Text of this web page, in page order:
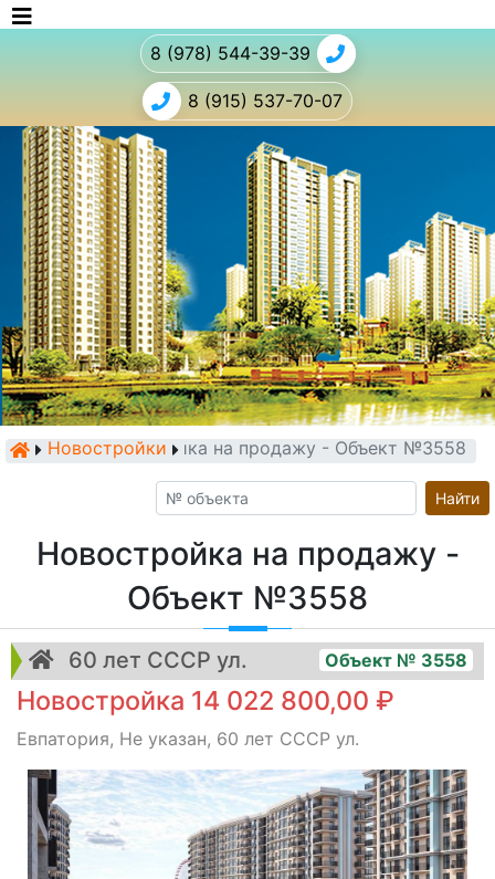
8 (978) 544-39-39
8 (915) 537-70-07
Новостройки
Новостройка на продажу - Объект №3558
Найти
Новостройка на продажу -
Объект №3558
60 лет СССР ул. Объект № 3558
Новостройка 14 022 800,00 ₽
Евпатория, Не указан, 60 лет СССР ул.